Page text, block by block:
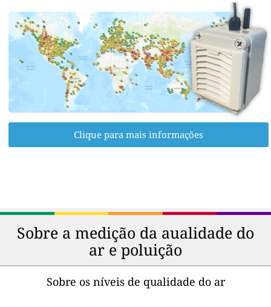
Clique para mais informações
Sobre a medição da aualidade do
ar e poluição
Sobre os níveis de qualidade do ar